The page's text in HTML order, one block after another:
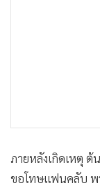
ภายหลังเกิดเหตุ ต้
ขอโทษแฟนคลับ พ